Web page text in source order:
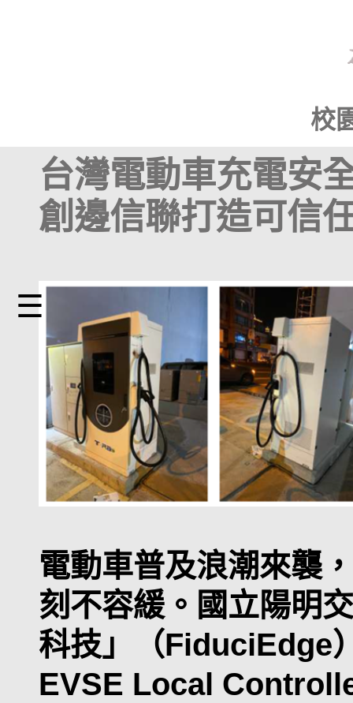
☰
校
台灣電動車充電安
創邊信聯打造可信
電動車普及浪潮來襲
刻不容緩。國立陽明
科技」（FiduciEdge
EVSE Local